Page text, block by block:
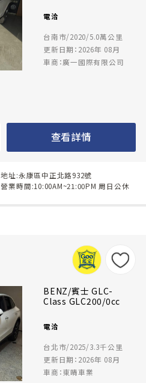
電洽
台南市/2020/5.0萬公里
更新日期：2026年 08月
車商：廣一國際有限公司
查看詳情
地址:永康區中正北路932號
營業時間:10:00AM~21:00PM 周日公休
BENZ/賓士 GLC-
Class GLC200/0cc
電洽
台北市/2025/3.3千公里
更新日期：2026年 08月
車商：東晴車業